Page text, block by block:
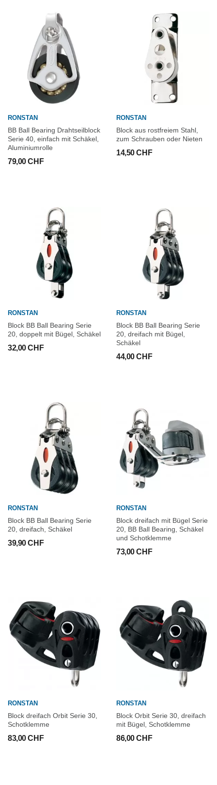
RONSTAN
BB Ball Bearing Drahtseilblock
Serie 40, einfach mit Schäkel,
Aluminiumrolle
79,00 CHF
RONSTAN
Block aus rostfreiem Stahl,
zum Schrauben oder Nieten
14,50 CHF
RONSTAN
Block BB Ball Bearing Serie
20, doppelt mit Bügel, Schäkel
32,00 CHF
RONSTAN
Block BB Ball Bearing Serie
20, dreifach mit Bügel,
Schäkel
44,00 CHF
RONSTAN
Block BB Ball Bearing Serie
20, dreifach, Schäkel
39,90 CHF
RONSTAN
Block dreifach mit Bügel Serie
20, BB Ball Bearing, Schäkel
und Schotklemme
73,00 CHF
RONSTAN
Block dreifach Orbit Serie 30,
Schotklemme
83,00 CHF
RONSTAN
Block Orbit Serie 30, dreifach
mit Bügel, Schotklemme
86,00 CHF